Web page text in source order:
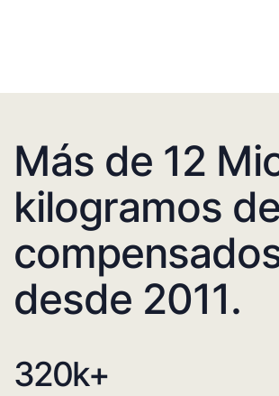
Más de 12
kilogramos
desde 2011.
320k+